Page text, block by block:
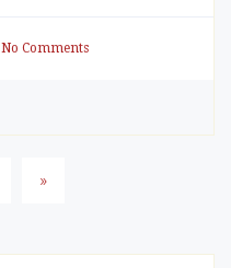
No Comments
»